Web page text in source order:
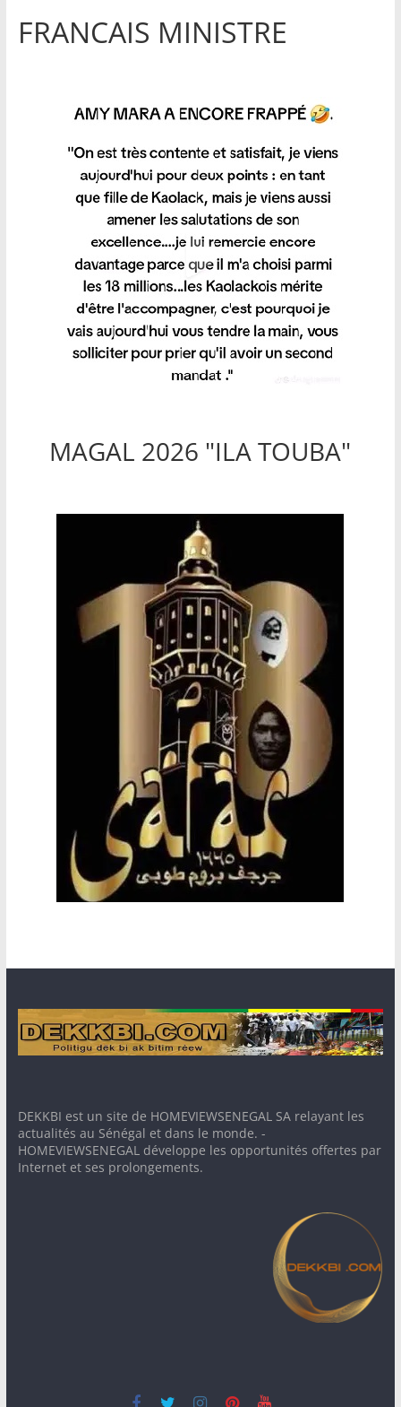
FRANCAIS MINISTRE
MAGAL 2026 "ILA TOUBA"
DEKKBI est un site de HOMEVIEWSENEGAL SA relayant les
actualités au Sénégal et dans le monde. -
HOMEVIEWSENEGAL développe les opportunités offertes par
Internet et ses prolongements.